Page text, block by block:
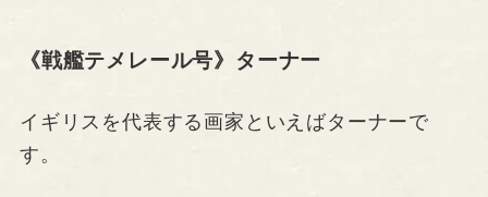
《戦艦テメレール号》ターナー
イギリスを代表する画家といえばターナーで
す。